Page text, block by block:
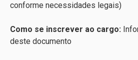
conforme necessidades legais)
Como se inscrever ao cargo:
deste documento